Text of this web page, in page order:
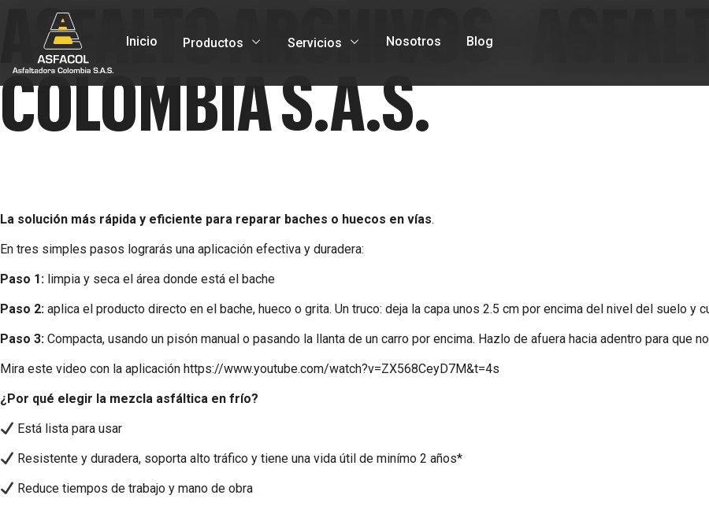
Inicio Productos Servicios Nosotros Blog
ASFALTO ARCHIVOS -
COLOMBIA S.A.S.
La solución más rápida y eficiente para reparar baches o huecos en vías.
En tres simples pasos lograrás una aplicación efectiva y duradera:
Paso 1: limpia y seca el área donde está el bache
Paso 2: aplica el producto directo en el bache, hueco o grita. Un truco: deja la capa unos 2.5 cm por encima del nivel del suelo y
Paso 3: Compacta, usando un pisón manual o pasando la llanta de un carro por encima. Hazlo de afuera hacia adentro para que
Mira este video con la aplicación https://www.youtube.com/watch?v=ZX568CeyD7M&t=4s
¿Por qué elegir la mezcla asfáltica en frío?
Está lista para usar
Resistente y duradera, soporta alto tráfico y tiene una vida útil de minímo 2 años*
Reduce tiempos de trabajo y mano de obra